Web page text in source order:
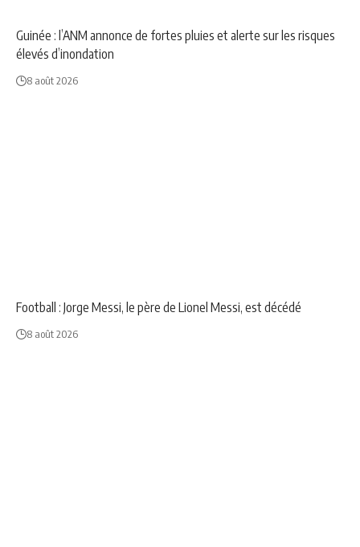
Guinée : l’ANM annonce de fortes pluies et alerte sur les risques
élevés d’inondation
8 août 2026
Football : Jorge Messi, le père de Lionel Messi, est décédé
8 août 2026